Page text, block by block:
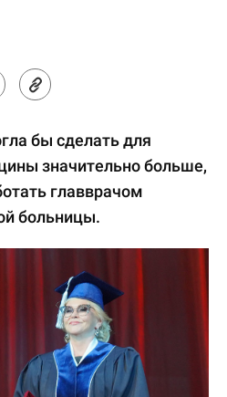
бы сделать для
значительно больше,
главврачом
больницы.